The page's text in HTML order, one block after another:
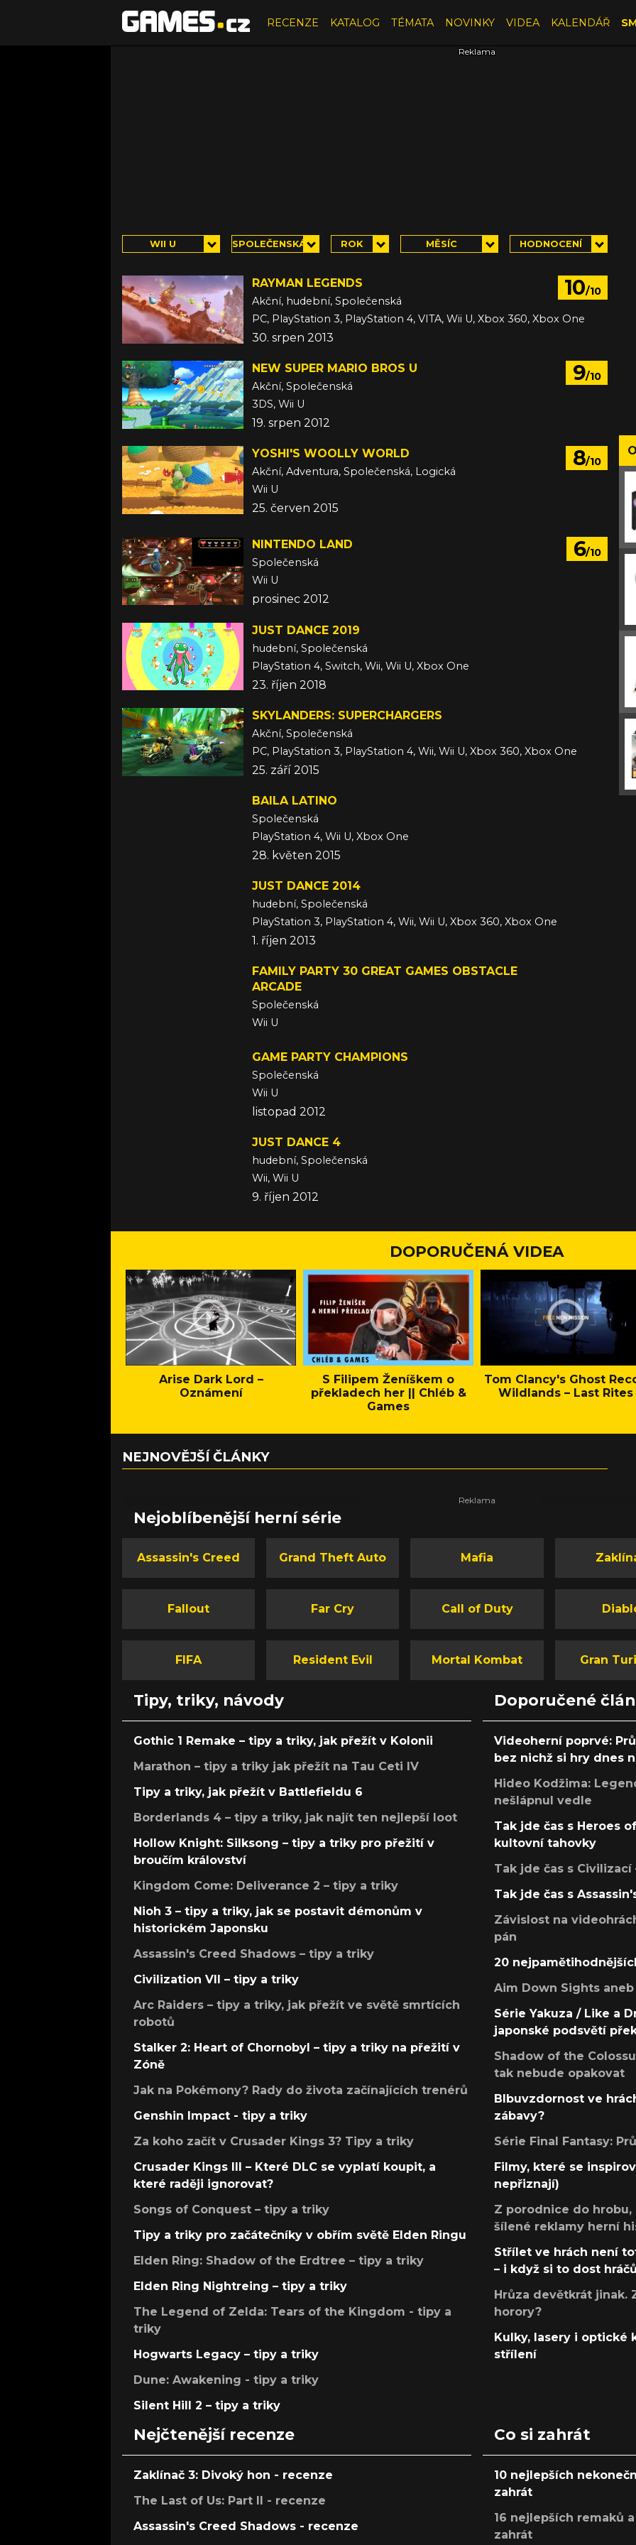
RECENZE KATALOG TÉMATA NOVINKY VIDEA KALENDÁŘ
WII U SPOLEČENSKÁ ROK MĚSÍC HODNOCENÍ
10/10
RAYMAN LEGENDS
Akční, hudební, Společenská
PC, PlayStation 3, PlayStation 4, VITA, Wii U, Xbox 360, Xbox One
30. srpen 2013
9/10
NEW SUPER MARIO BROS U
Akční, Společenská
3DS, Wii U
19. srpen 2012
8/10
YOSHI'S WOOLLY WORLD
Akční, Adventura, Společenská, Logická
Wii U
25. červen 2015
6/10
NINTENDO LAND
Společenská
Wii U
prosinec 2012
JUST DANCE 2019
hudební, Společenská
PlayStation 4, Switch, Wii, Wii U, Xbox One
23. říjen 2018
SKYLANDERS: SUPERCHARGERS
Akční, Společenská
PC, PlayStation 3, PlayStation 4, Wii, Wii U, Xbox 360, Xbox One
25. září 2015
BAILA LATINO
Společenská
PlayStation 4, Wii U, Xbox One
28. květen 2015
JUST DANCE 2014
hudební, Společenská
PlayStation 3, PlayStation 4, Wii, Wii U, Xbox 360, Xbox One
1. říjen 2013
FAMILY PARTY 30 GREAT GAMES OBSTACLE
ARCADE
Společenská
Wii U
GAME PARTY CHAMPIONS
Společenská
Wii U
listopad 2012
JUST DANCE 4
hudební, Společenská
Wii, Wii U
9. říjen 2012
DOPORUČENÁ VIDEA
Arise Dark Lord –
Oznámení
S Filipem Ženíškem o
překladech her || Chléb &
Games
Tom Clancy's Ghost
Wildlands – Last Rites
NEJNOVĚJŠÍ ČLÁNKY
Nejoblíbenější herní série
Assassin's Creed Grand Theft Auto Mafia
Fallout Far Cry Call of Duty
FIFA Resident Evil Mortal Kombat Gran
Tipy, triky, návody
Gothic 1 Remake – tipy a triky, jak přežít v Kolonii
Marathon – tipy a triky jak přežít na Tau Ceti IV
Tipy a triky, jak přežít v Battlefieldu 6
Borderlands 4 – tipy a triky, jak najít ten nejlepší loot
Hollow Knight: Silksong – tipy a triky pro přežití v
broučím království
Kingdom Come: Deliverance 2 – tipy a triky
Nioh 3 – tipy a triky, jak se postavit démonům v
historickém Japonsku
Assassin's Creed Shadows – tipy a triky
Civilization VII – tipy a triky
Arc Raiders – tipy a triky, jak přežít ve světě smrtících
robotů
Stalker 2: Heart of Chornobyl – tipy a triky na přežití v
Zóně
Jak na Pokémony? Rady do života začínajících trenérů
Genshin Impact - tipy a triky
Za koho začít v Crusader Kings 3? Tipy a triky
Crusader Kings III – Které DLC se vyplatí koupit, a
které raději ignorovat?
Songs of Conquest – tipy a triky
Tipy a triky pro začátečníky v obřím světě Elden Ringu
Elden Ring: Shadow of the Erdtree – tipy a triky
Elden Ring Nightreing – tipy a triky
The Legend of Zelda: Tears of the Kingdom - tipy a
triky
Hogwarts Legacy – tipy a triky
Dune: Awakening - tipy a triky
Silent Hill 2 – tipy a triky
Doporučené
Videoherní poprvé:
bez nichž si hry dnes
Hideo Kodžima:
nešlápnul vedle
Tak jde čas s Heroes
kultovní tahovky
Tak jde čas s
Tak jde čas s
Závislost na
pán
20
Aim Down Sights
Série Yakuza / Like a
japonské podsvětí
Shadow of the
tak nebude opakovat
Blbuvzdornost ve
zábavy?
Série Final Fantasy:
Filmy, které se
nepřiznají)
Z porodnice do hrobu,
šílené reklamy herní
Střílet ve hrách není
– i když si to dost
Hrůza devětkrát jinak.
horory?
Kulky, lasery i optické
střílení
Nejčtenější recenze
Zaklínač 3: Divoký hon - recenze
The Last of Us: Part II - recenze
Assassin's Creed Shadows - recenze
Co si zahrát
10 nejlepších
zahrát
16 nejlepších remaků
zahrát